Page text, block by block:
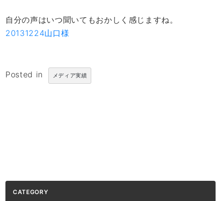
自分の声はいつ聞いてもおかしく感じますね。
20131224山口様
Posted in メディア実績
CATEGORY